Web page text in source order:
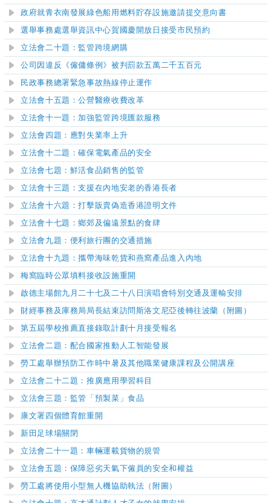
政府就青衣南發展綠色船用燃料貯存設施邀請提交意向書
選舉事務處選舉資訊中心賀國慶開放日接受市民預約
立法會二十題：監管跨境網購
公司因違反《僱傭條例》被判罰款五萬二千五百元
民政事務總署緊急事故熱線停止運作
立法會十五題：公營醫療收費改革
​立法會十一題：加強監管跨境匯款服務
立法會四題：應對失業率上升
立法會十二題：確保電氣產品的安全
立法會七題：鮮活食品銷售的監管
立法會十三題：支援在內地安老的香港長者
立法會十六題：打擊販賣偽造香港證明文件
立法會十七題：鄉郊及偏遠景點的食肆
立法會九題：便利旅行團的交通措施
立法會十九題：攜帶海味乾貨和燕窩產品進入內地
梅窩臨時公眾填料接收設施重開
啟德主場館九月二十七及二十八日演唱會特別交通及運輸安排
財經事務及庫務局局長結束訪問斯洛文尼亞後轉往波蘭（附圖）
第五屆學校推薦直接錄取計劃十月接受報名
立法會二題： 配合國家推動人工智能發展
勞工處舉辦預防工作時中暑及其他職業健康課程及公開講座
立法會二十二題：推廣應用學習科目
立法會三題：監管「預製菜」食品
康文署四個體育館重開
新田足球場關閉
立法會二十一題：車輛運載貨物的規管
立法會五題：保障惡劣天氣下僱員的安全和權益
勞工處將使用小型無人機協助執法（附圖）